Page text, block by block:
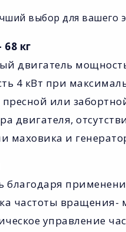
выбор для вашего
кг
двигатель
4 кВт при
пресной или
двигателя,
маховика и
благодаря
частоты
управление